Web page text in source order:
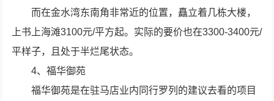
而在金水湾东南角非常近的位置，矗立着几栋大楼，
上书上海滩3100元/平方起。实际的要价也在3300-3400元/
平样子，且处于半烂尾状态。
4、福华御苑
福华御苑是在驻马店业内同行罗列的建议去看的项目